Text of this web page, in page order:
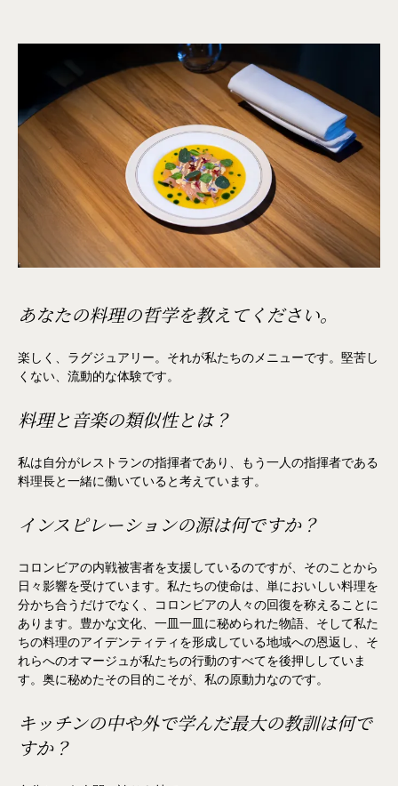
あなたの料理の哲学を教えてください。
楽しく、ラグジュアリー。それが私たちのメニューです。堅苦し
くない、流動的な体験です。
料理と音楽の類似性とは？
私は自分がレストランの指揮者であり、もう一人の指揮者である
料理長と一緒に働いていると考えています。
インスピレーションの源は何ですか？
コロンビアの内戦被害者を支援しているのですが、そのことから
日々影響を受けています。私たちの使命は、単においしい料理を
分かち合うだけでなく、コロンビアの人々の回復を称えることに
あります。豊かな文化、一皿一皿に秘められた物語、そして私た
ちの料理のアイデンティティを形成している地域への恩返し、そ
れらへのオマージュが私たちの行動のすべてを後押ししていま
す。奥に秘めたその目的こそが、私の原動力なのです。
キッチンの中や外で学んだ最大の教訓は何で
すか？